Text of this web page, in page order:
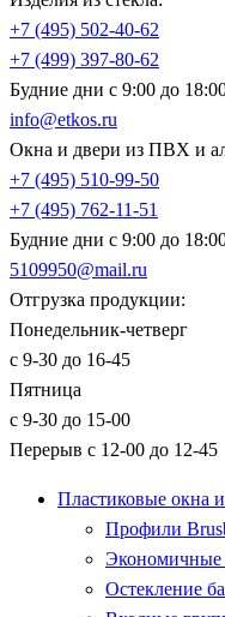
+7 (495) 502-40-62
+7 (499) 397-80-62
Будние дни с 9:00 до
info@etkos.ru
Окна и двери из ПВХ и
+7 (495) 510-99-50
+7 (495) 762-11-51
Будние дни с 9:00 до
5109950@mail.ru
Отгрузка продукции:
Понедельник-четверг
с 9-30 до 16-45
Пятница
с 9-30 до 15-00
Перерыв с 12-00 до 12-45
Пластиковые окна
Профили
Экономичные
Остекление